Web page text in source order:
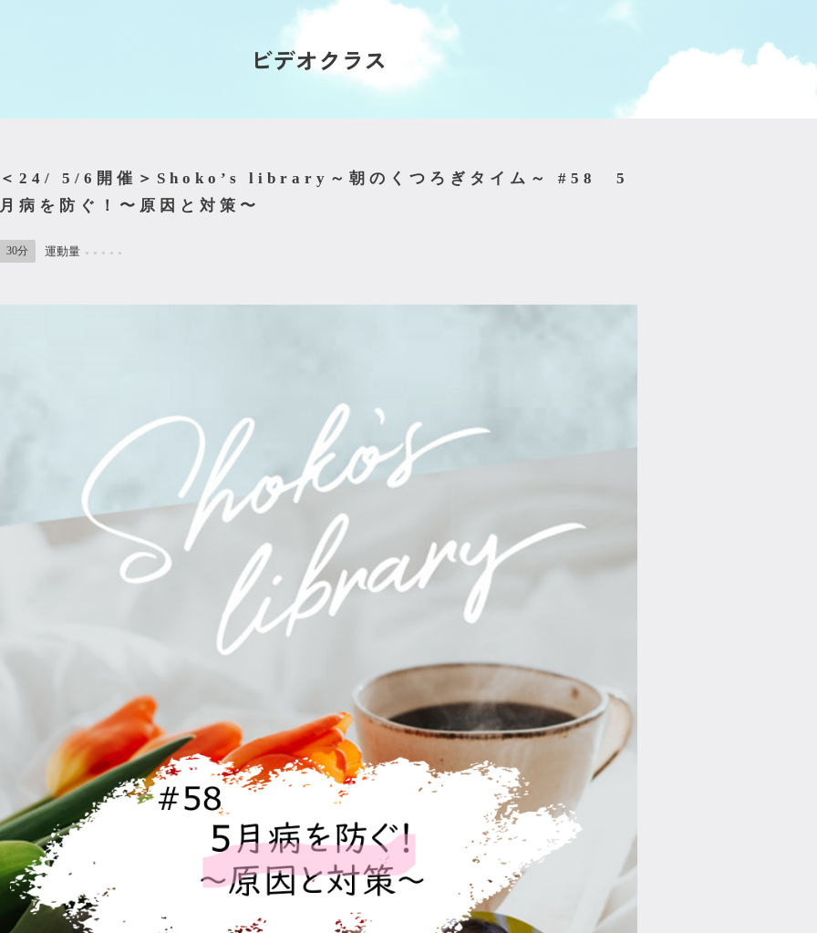
ビデオクラス
＜24/ 5/6開催＞Shoko’s library～朝のくつろぎタイム～ #58 5
月病を防ぐ！〜原因と対策〜
30分 運動量 ● ● ● ● ●